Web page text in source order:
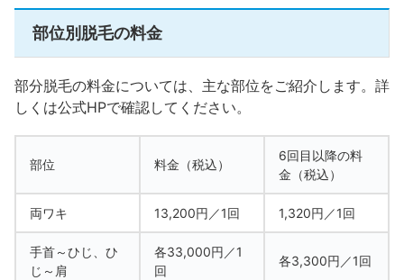
部位別脱毛の料金
部分脱毛の料金については、主な部位をご紹介します。詳
しくは公式HPで確認してください。
部位 料金（税込）
6回目以降の料
金（税込）
両ワキ 13,200円／1回 1,320円／1回
手首～ひじ、ひ
じ～肩
各33,000円／1
回
各3,300円／1回